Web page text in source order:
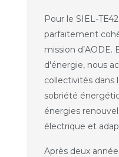
Pour le SIEL-
parfaitement
mission
d'énergie, nous
collectivités dans
sobriété
énergies
électrique et
Après deux